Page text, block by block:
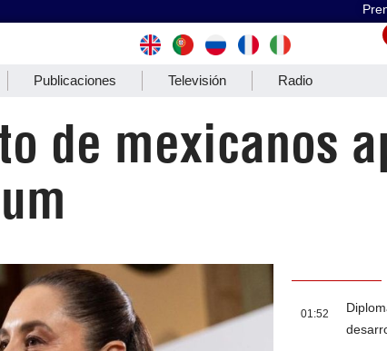
Publicaciones Televisión Radio
de mexicanos
01:52